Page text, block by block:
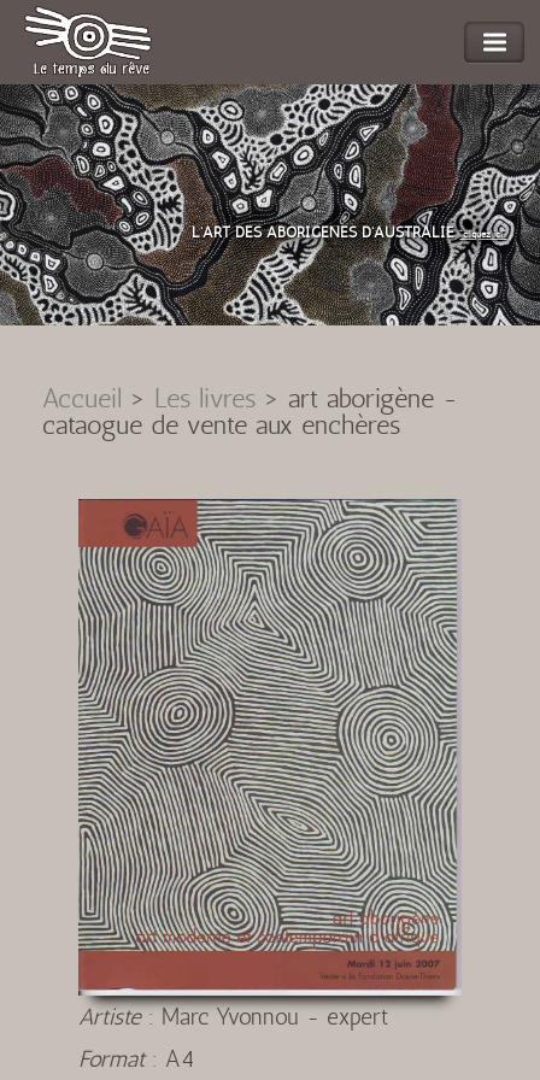
L'ART DES ABORIGENES D'AUSTRALIE"cliquez ici"
Accueil > Les livres > art aborigène -
cataogue de vente aux enchères
Artiste: Marc Yvonnou - expert
Format: A4